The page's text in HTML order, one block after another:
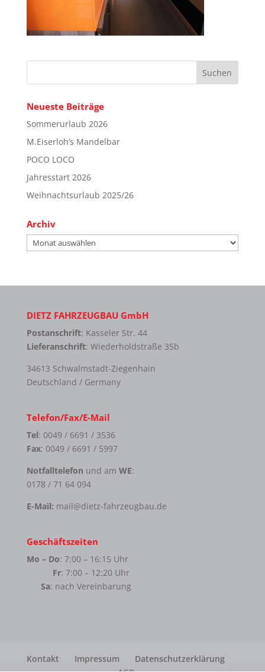
Neueste Beiträge
Sommerurlaub 2026
M.Eiserloh’s Mandelbar
POCO LOCO
Jahresstart 2026
Weihnachtsurlaub 2025/26
Archiv
Archiv
DIETZ FAHRZEUGBAU GmbH
Postanschrift: Kasseler Str. 44
Lieferanschrift: Wiederholdstraße 35b
34613 Schwalmstadt-Ziegenhain
Deutschland / Germany
Telefon/Fax/E-Mail
Tel: 0049 / 6691 / 3536
Fax: 0049 / 6691 / 5997
Notfalltelefon und am WE:
0178 / 71 64 094
E-Mail: mail@dietz-fahrzeugbau.de
Geschäftszeiten
Mo – Do: 7:00 – 16:15 Uhr
Fr: 7:00 – 12:20 Uhr
Sa: nach Vereinbarung
Kontakt Impressum
Datenschutzerklärung